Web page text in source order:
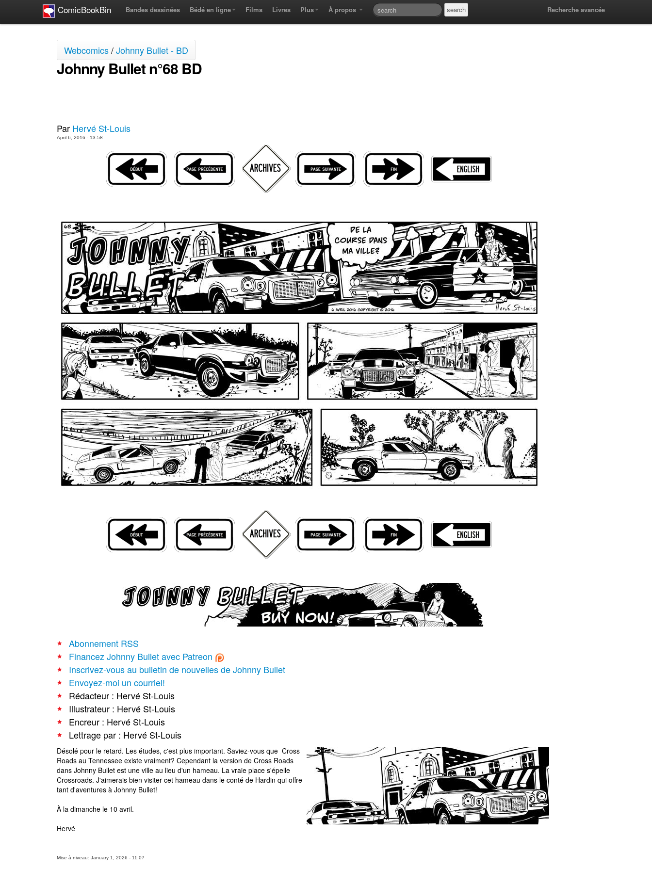
ComicBookBin Bandes dessinées Bédé en ligne Films Livres Plus À propos Recherche avancée
Webcomics/Johnny Bullet - BD
Johnny Bullet n°68 BD
Par Hervé St-Louis
April 6, 2016 - 13:58
Abonnement RSS
Financez Johnny Bullet avec Patreon
Inscrivez-vous au bulletin de nouvelles de Johnny Bullet
Envoyez-moi un courriel!
Rédacteur : Hervé St-Louis
Illustrateur : Hervé St-Louis
Encreur : Hervé St-Louis
Lettrage par : Hervé St-Louis
Désolé pour le retard. Les études, c'est plus important. Saviez-vous que Cross
Roads au Tennessee existe vraiment? Cependant la version de Cross Roads
dans Johnny Bullet est une ville au lieu d'un hameau. La vraie place s'épelle
Crossroads. J'aimerais bien visiter cet hameau dans le conté de Hardin qui offre
tant d'aventures à Johnny Bullet!
À la dimanche le 10 avril.
Hervé
Mise à niveau: January 1, 2026 - 11:07